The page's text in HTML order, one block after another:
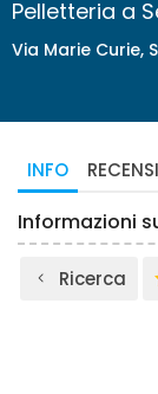
Pelletteria a
Via Marie Curie,
INFO
Informazioni
Ricerca